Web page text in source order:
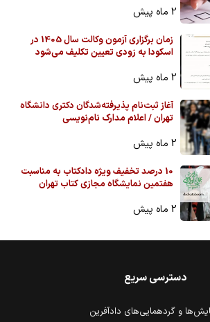
2 ماه پیش
زمان برگزاری آزمون وکالت سال 1405 در
اسکودا به زودی تعیین تکلیف می‌شود
2 ماه پیش
آغاز ثبت‌نام پذیرفته‌شدگان دکتری دانشگاه
تهران / اعلام مدارک نام‌نویسی
2 ماه پیش
10 درصد تخفیف ویژه دادکتاب به مناسبت
هفتمین نمایشگاه مجازی کتاب تهران
2 ماه پیش
دسترسی سریع
و گردهمایی‌های دادآفرین